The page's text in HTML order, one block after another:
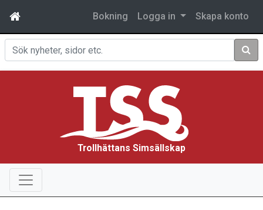
Bokning Logga in Skapa konto
Sök
Trollhättans Simsällskap